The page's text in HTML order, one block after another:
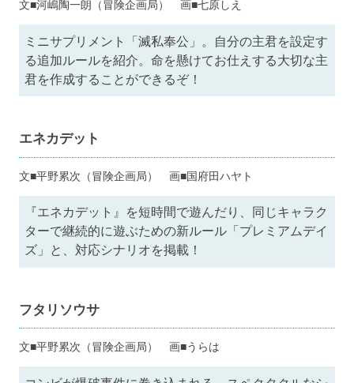
文■河嶋陶一朗（冒険企画局） 画■七原しえ
ミニサプリメント「滅私奉公」。自分の主君を設定す
る追加ルールを紹介。命を懸けてお仕えする大切な主
君を作成することができるぞ！
エネカデット
文■平野累次（冒険企画局） 画■国府田ハヤト
『エネカデット』を短時間で遊んだり、同じキャラク
ターで継続的に遊ぶための新ルール「プレミアムデイ
ズ」と、対応シナリオを掲載！
フタリソウサ
文■平野累次（冒険企画局） 画■うらは